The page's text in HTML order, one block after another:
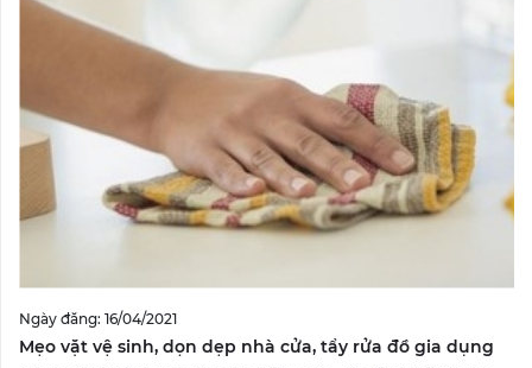
Ngày đăng: 16/04/2021
Mẹo vặt vệ sinh, dọn dẹp nhà cửa, tẩy rửa đồ gia dụng